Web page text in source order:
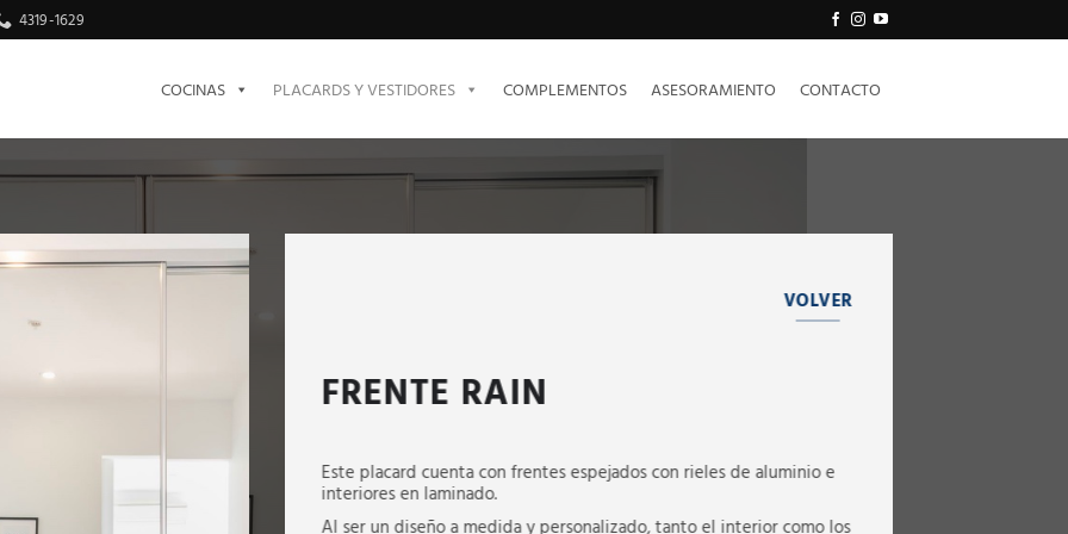
4319-1629
COCINAS PLACARDS Y VESTIDORES COMPLEMENTOS ASESORAMIENTO CONTACTO
VOLVER
FRENTE RAIN
Este placard cuenta con frentes espejados con rieles de aluminio e
interiores en laminado.
Al ser un diseño a medida y personalizado, tanto el interior como los